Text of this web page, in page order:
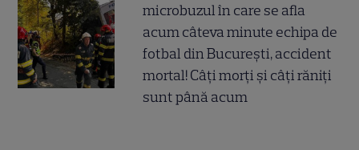
microbuzul în care se afla
acum câteva minute echipa de
fotbal din București, accident
mortal! Câți morți și câți răniți
sunt până acum